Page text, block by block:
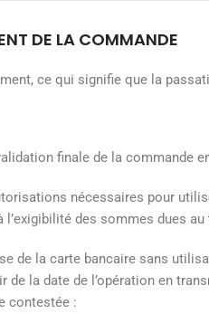
DE LA COMMANDE
ce qui signifie que la
finale de la commande
nécessaires pour
des sommes dues
de la carte bancaire sans
la date de l’opération en
contestée :